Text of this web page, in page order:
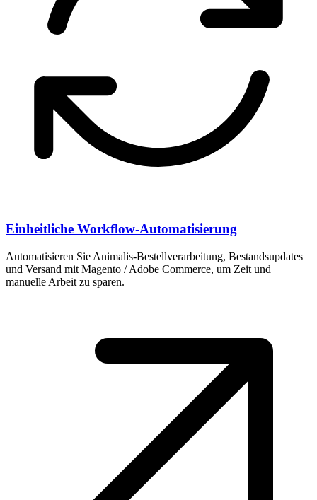
Einheitliche Workflow-Automatisierung
Automatisieren Sie Animalis-Bestellverarbeitung, Bestandsupdates
und Versand mit Magento / Adobe Commerce, um Zeit und
manuelle Arbeit zu sparen.